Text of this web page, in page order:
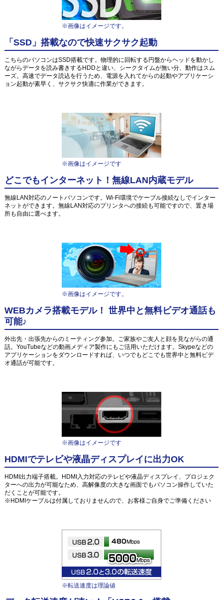
※画像はイメージです。
「SSD」搭載なので快速サクサク起動
こちらのパソコンはSSD搭載です。物理的に回転する円盤からヘッドを動かし
ながらデータを読み書きするHDDと違い、シークタイムが無い分、動作はスム
ーズ。高速でデータ読込を行うため、電源を入れてからの起動やアプリケーシ
ョン起動が素早く、サクサク快適に作業ができます。
※画像はイメージです
どこでもインターネット！無線LAN内蔵モデル
無線LAN対応のノートパソコンです。Wi-Fi環境でケーブル接続なしでインター
ネットができます。無線LAN対応のプリンタへの接続も可能ですので、置き場
所も自由に選べます。
※画像はイメージです。
WEBカメラ搭載モデル！ 世界中と無料ビデオ通話も
可能♪
外出先・出張先からのミーティング参加。ご家族やご友人と顔を見ながらの通
話。YouTubeなどの動画メディア製作にもご活用いただけます。Skypeなどの
アプリケーションをダウンロードすれば、いつでもどこでも世界中と無料ビデ
オ通話が可能です。
※画像はイメージです
HDMIでテレビや液晶ディスプレイに出力OK
HDMI出力端子搭載。HDMI入力対応のテレビや液晶ディスプレイ、プロジェク
ターへの出力が可能なため、高解像度の大きな画面でもパソコン操作していた
だくことが可能です。
※HDMIケーブルは付属しておりませんので、お客様ご自身でご準備ください
※転送速度は理論値